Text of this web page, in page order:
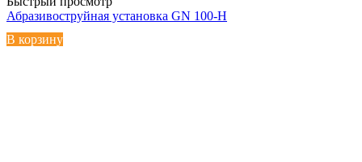
Абразивоструйная установка GN 100-H
В корзину